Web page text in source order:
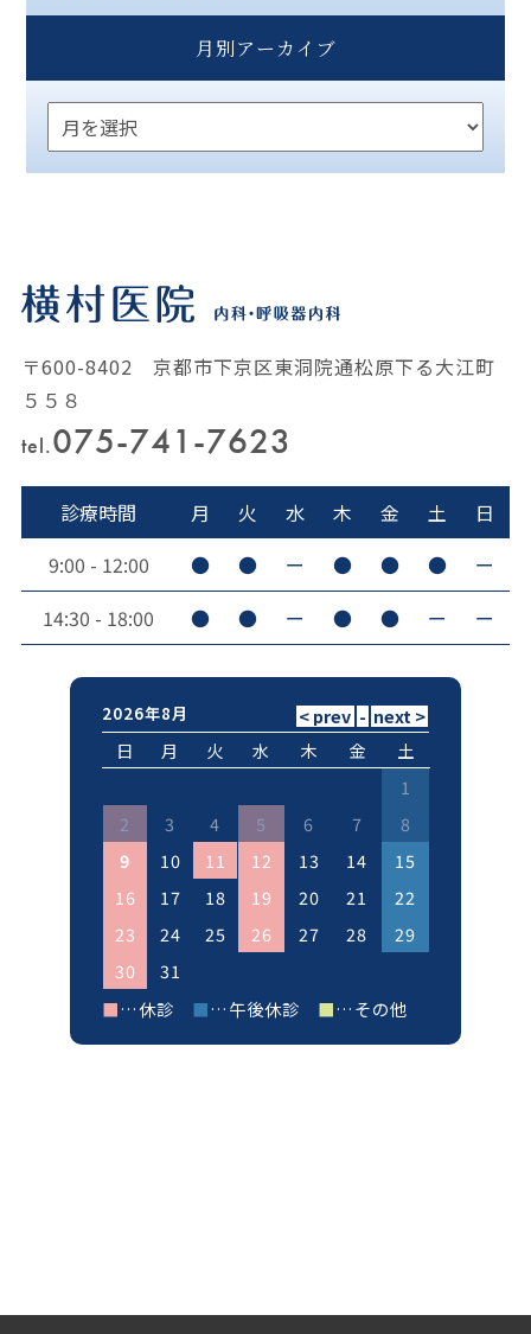
月別アーカイブ
〒600-8402 京都市下京区東洞院通松原下る大江町
５５８
tel.075-741-7623
診療時間 月 火 水 木 金 土
日
9:00 - 12:00
● ● ー ● ● ●
ー
14:30 - 18:00
● ● ー ● ● ー ー
2026年8月
日 月 火 水 木 金
土
1
2
3 4 5 6 7
8
9
10 11 12 13 14
15
16
17 18 19 20 21
22
23
24 25 26 27 28
29
30
31
■…休診 ■…午後休診 ■…その他